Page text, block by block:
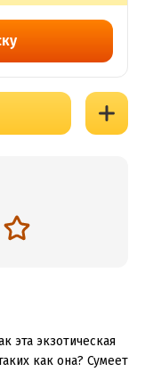
эта экзотическая
как она? Сумеет